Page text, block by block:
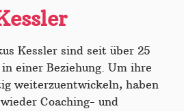
Kessler sind seit über 25
einer Beziehung. Um ihre
weiterzuentwickeln, haben
Coaching- und